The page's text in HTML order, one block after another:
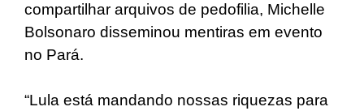
compartilhar arquivos de pedofilia, Michelle
Bolsonaro disseminou mentiras em evento
no Pará.
“Lula está mandando nossas riquezas para